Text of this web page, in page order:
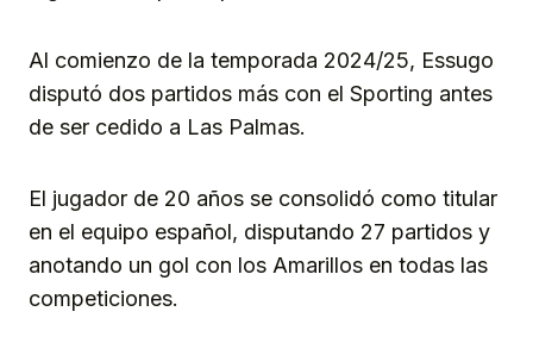
Al comienzo de la temporada 2024/25, Essugo
disputó dos partidos más con el Sporting antes
de ser cedido a Las Palmas.
El jugador de 20 años se consolidó como titular
en el equipo español, disputando 27 partidos y
anotando un gol con los Amarillos en todas las
competiciones.